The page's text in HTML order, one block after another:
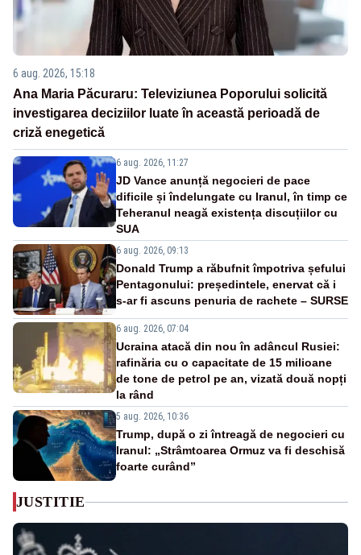
6 aug. 2026, 15:18
Ana Maria Păcuraru: Televiziunea Poporului solicită
investigarea deciziilor luate în această perioadă de
criză enegetică
6 aug. 2026, 11:27
JD Vance anunță negocieri de pace
dificile și îndelungate cu Iranul, în timp ce
Teheranul neagă existența discuțiilor cu
SUA
6 aug. 2026, 09:13
Donald Trump a răbufnit împotriva șefului
Pentagonului: președintele, enervat că i
s-ar fi ascuns penuria de rachete – SURSE
6 aug. 2026, 07:04
Ucraina atacă din nou în adâncul Rusiei:
rafinăria cu o capacitate de 15 milioane
de tone de petrol pe an, vizată două nopți
la rând
5 aug. 2026, 10:36
Trump, după o zi întreagă de negocieri cu
Iranul: „Strâmtoarea Ormuz va fi deschisă
foarte curând”
JUSTITIE